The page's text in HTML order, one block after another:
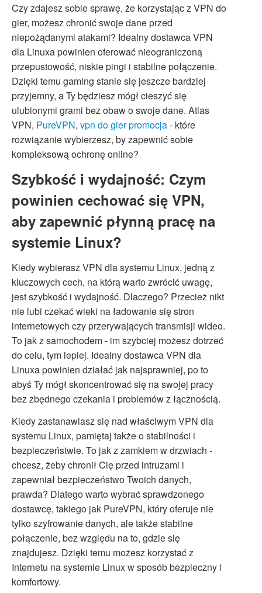
Czy zdajesz sobie sprawę, że korzystając z VPN do
gier, możesz chronić swoje dane przed
niepożądanymi atakami? Idealny dostawca VPN
dla Linuxa powinien oferować nieograniczoną
przepustowość, niskie pingi i stabilne połączenie.
Dzięki temu gaming stanie się jeszcze bardziej
przyjemny, a Ty będziesz mógł cieszyć się
ulubionymi grami bez obaw o swoje dane. Atlas
VPN, PureVPN, vpn do gier promocja- które
rozwiązanie wybierzesz, by zapewnić sobie
kompleksową ochronę online?
Szybkość i wydajność: Czym
powinien cechować się VPN,
aby zapewnić płynną pracę na
systemie Linux?
Kiedy wybierasz VPN dla systemu Linux, jedną z
kluczowych cech, na którą warto zwrócić uwagę,
jest szybkość i wydajność. Dlaczego? Przecież nikt
nie lubi czekać wieki na ładowanie się stron
internetowych czy przerywających transmisji wideo.
To jak z samochodem - im szybciej możesz dotrzeć
do celu, tym lepiej. Idealny dostawca VPN dla
Linuxa powinien działać jak najsprawniej, po to
abyś Ty mógł skoncentrować się na swojej pracy
bez zbędnego czekania i problemów z łącznością.
Kiedy zastanawiasz się nad właściwym VPN dla
systemu Linux, pamiętaj także o stabilności i
bezpieczeństwie. To jak z zamkiem w drzwiach -
chcesz, żeby chronił Cię przed intruzami i
zapewniał bezpieczeństwo Twoich danych,
prawda? Dlatego warto wybrać sprawdzonego
dostawcę, takiego jak PureVPN, który oferuje nie
tylko szyfrowanie danych, ale także stabilne
połączenie, bez względu na to, gdzie się
znajdujesz. Dzięki temu możesz korzystać z
Internetu na systemie Linux w sposób bezpieczny i
komfortowy.